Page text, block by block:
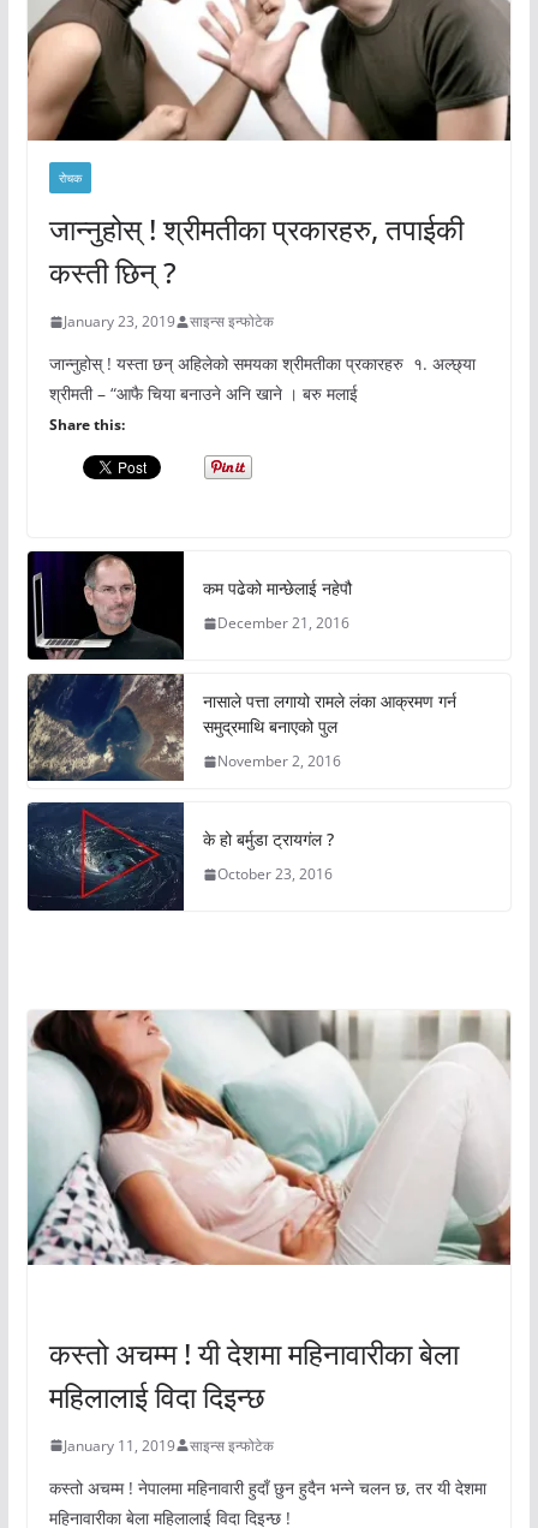
रोचक
जान्नुहोस् ! श्रीमतीका प्रकारहरु, तपाईकी
कस्ती छिन् ?
January 23, 2019 साइन्स इन्फोटेक
जान्नुहोस् ! यस्ता छन् अहिलेको समयका श्रीमतीका प्रकारहरु १. अल्छ्या
श्रीमती – “आफै चिया बनाउने अनि खाने । बरु मलाई
Share this:
कम पढेको मान्छेलाई नहेपौ
December 21, 2016
नासाले पत्ता लगायो रामले लंका आक्रमण गर्न
समुद्रमाथि बनाएको पुल
November 2, 2016
के हो बर्मुडा ट्रायगंल ?
October 23, 2016
कस्तो अचम्म ! यी देशमा महिनावारीका बेला
महिलालाई विदा दिइन्छ
January 11, 2019 साइन्स इन्फोटेक
कस्तो अचम्म ! नेपालमा महिनावारी हुदाँ छुन हुदैन भन्ने चलन छ, तर यी देशमा
महिनावारीका बेला महिलालाई विदा दिइन्छ !